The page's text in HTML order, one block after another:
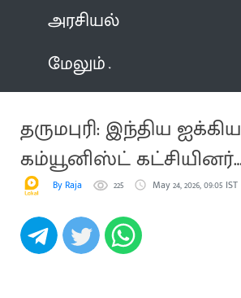
அரசியல்
மேலும்
தருமபுரி: இந்திய ஐக்கிய
கம்யூனிஸ்ட் கட்சியினர்
ஆர்ப்பாட்டம்
By Raja 225 May 24, 2026, 09:05 IST